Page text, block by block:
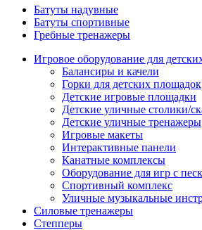
Батуты надувные
Батуты спортивные
Гребные тренажеры
Игровое оборудование для
Балансиры и качели
Горки для детских площадок
Детские игровые площадки
Детские уличные столики/
Детские уличные тренажеры
Игровые макеты
Интерактивные панели
Канатные комплексы
Оборудование для игр с
Спортивный комплекс
Уличные музыкальные
Силовые тренажеры
Степперы